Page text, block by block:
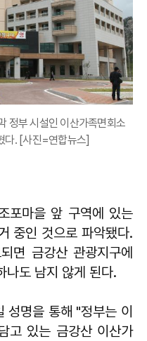
정부 시설인 이산가족면회소
다. [사진=연합뉴스]
포마을 앞 구역에 있는
중인 것으로 파악됐다.
면 금강산 관광지구에
나도 남지 않게 된다.
명을 통해 "정부는 이
고 있는 금강산 이산가